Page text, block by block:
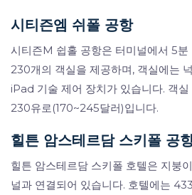
시티즌엠 쉬폴 공항
시티즌M 쉽홀 공항은 터미널에서 5분
230개의 객실을 제공하며, 객실에는
iPad 기술 제어 장치가 있습니다. 객
230유로(170~245달러)입니다.
힐튼 암스테르담 스키폴 공
힐튼 암스테르담 스키폴 호텔은 지붕
널과 연결되어 있습니다. 호텔에는